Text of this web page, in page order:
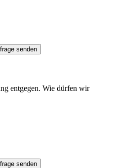
senden
entgegen. Wie dürfen wir
senden